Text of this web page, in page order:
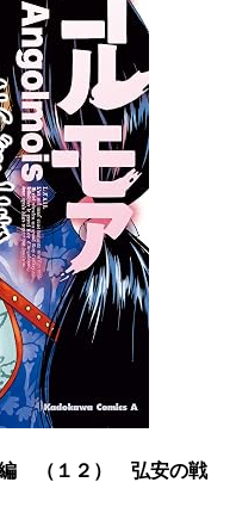
（１２） 弘安の戦